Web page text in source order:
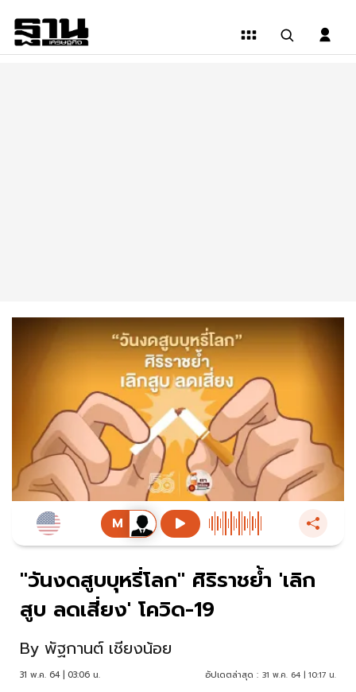
"วันงดสูบบุหรี่โลก" ศิริราชย้ำ 'เลิก
สูบ ลดเสี่ยง' โควิด-19
By พัฐกานต์ เชียงน้อย
31 พ.ค. 64 | 03:06 น. อัปเดตล่าสุด : 31 พ.ค. 64 | 10:17 น.